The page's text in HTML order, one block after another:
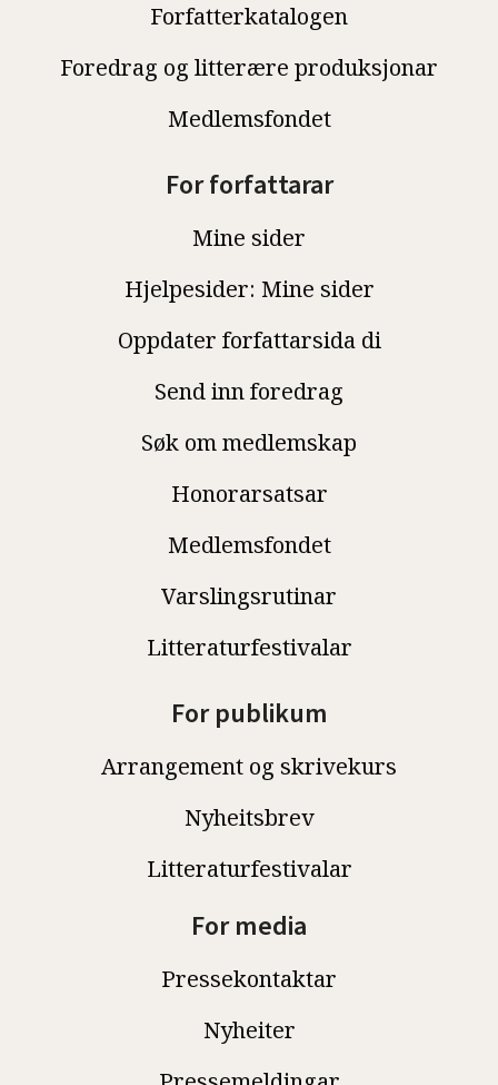
Forfatterkatalogen
Foredrag og litterære produksjonar
Medlemsfondet
For forfattarar
Mine sider
Hjelpesider: Mine sider
Oppdater forfattarsida di
Send inn foredrag
Søk om medlemskap
Honorarsatsar
Medlemsfondet
Varslingsrutinar
Litteraturfestivalar
For publikum
Arrangement og skrivekurs
Nyheitsbrev
Litteraturfestivalar
For media
Pressekontaktar
Nyheiter